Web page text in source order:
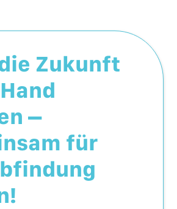
Zukunft
–
für